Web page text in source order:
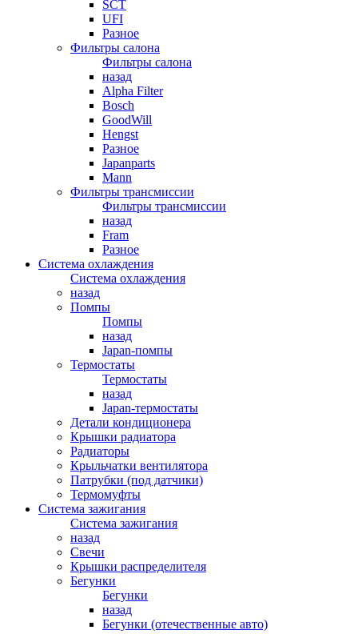
SCT
UFI
Разное
Фильтры салона
Фильтры салона
назад
Alpha Filter
Bosch
GoodWill
Hengst
Разное
Japanparts
Mann
Фильтры трансмиссии
Фильтры трансмиссии
назад
Fram
Разное
Система охлаждения
Система охлаждения
назад
Помпы
Помпы
назад
Japan-помпы
Термостаты
Термостаты
назад
Japan-термостаты
Детали кондиционера
Крышки радиатора
Радиаторы
Крыльчатки вентилятора
Патрубки (под датчики)
Термомуфты
Система зажигания
Система зажигания
назад
Свечи
Крышки распределителя
Бегунки
Бегунки
назад
Бегунки (отечественные авто)